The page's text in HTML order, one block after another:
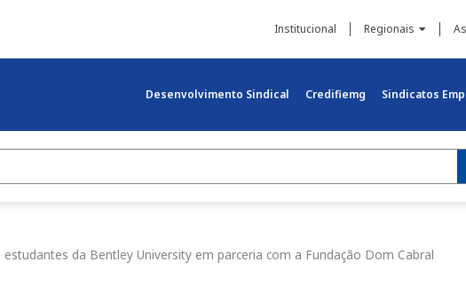
Institucional Regionais
Desenvolvimento Sindical Credifiemg Sindicatos
da Bentley University em parceria com a Fundação Dom Cabral